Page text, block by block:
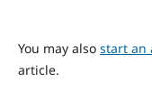
You may also start an
article.